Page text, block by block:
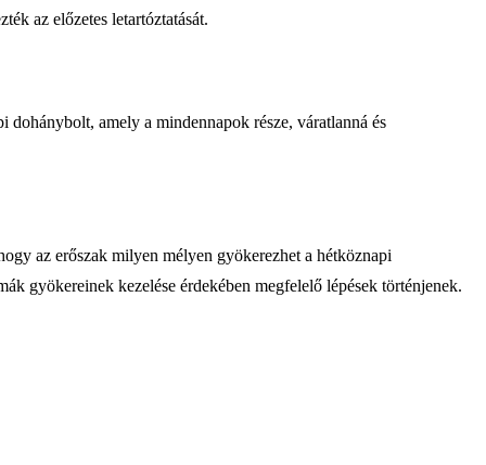
az előzetes letartóztatását.
amely a mindennapok része, váratlanná és
az erőszak milyen mélyen gyökerezhet a hétköznapi
gyökereinek kezelése érdekében megfelelő lépések történjenek.